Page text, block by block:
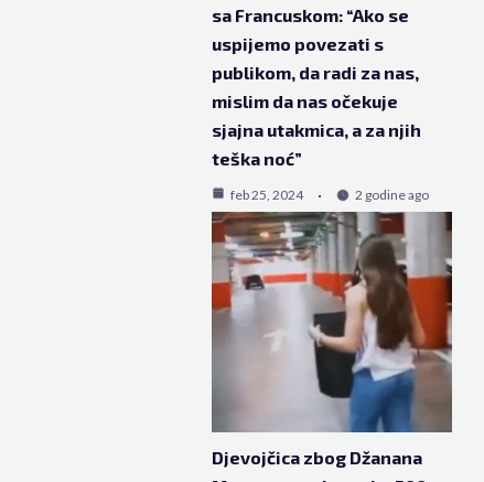
sa Francuskom: “Ako se
uspijemo povezati s
publikom, da radi za nas,
mislim da nas očekuje
sjajna utakmica, a za njih
teška noć”
feb 25, 2024 2 godine ago
Djevojčica zbog Džanana